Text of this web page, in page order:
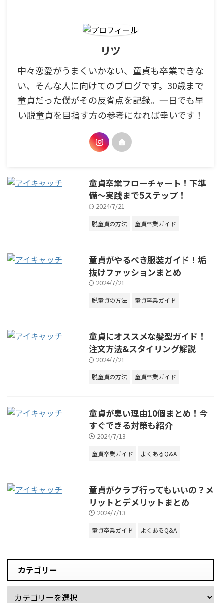
リツ
中々恋愛がうまくいかない、童貞も卒業できな
い、そんな人に向けてのブログです。30歳まで
童貞だった僕がその反省点を記録。一日でも早
い脱童貞を目指す方の参考になれば幸いです！
童貞卒業フローチャート！下準
備～実践まで5ステップ！
2024/7/21
脱童貞の方法 童貞卒業ガイド
童貞がやるべき服装ガイド！垢
抜けファッションまとめ
2024/7/21
脱童貞の方法 童貞卒業ガイド
童貞にオススメな髪型ガイド！
注文方法&スタイリング解説
2024/7/21
脱童貞の方法 童貞卒業ガイド
童貞が臭い理由10個まとめ！今
すぐできる対策も紹介
2024/7/13
童貞卒業ガイド よくあるQ&A
童貞がクラブ行ってもいいの？メ
リットとデメリットまとめ
2024/7/13
童貞卒業ガイド よくあるQ&A
カテゴリー